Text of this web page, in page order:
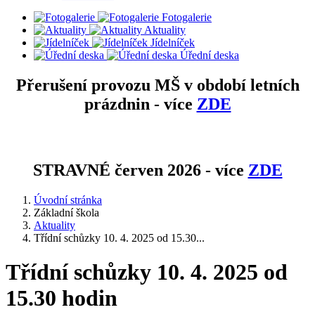
Fotogalerie
Aktuality
Jídelníček
Úřední deska
Přerušení provozu MŠ v období letních
prázdnin - více ZDE
STRAVNÉ červen 2026 - více ZDE
Úvodní stránka
Základní škola
Aktuality
Třídní schůzky 10. 4. 2025 od 15.30...
Třídní schůzky 10. 4. 2025 od
15.30 hodin